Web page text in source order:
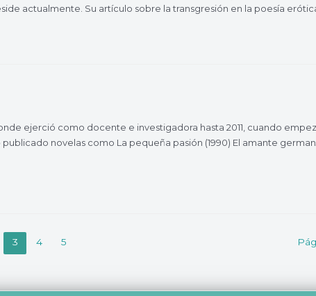
actualmente. Su artículo sobre la transgresión en la poesía
ejerció como docente e investigadora hasta 2011, cuando
novelas como La pequeña pasión (1990) El amante
3 4 5